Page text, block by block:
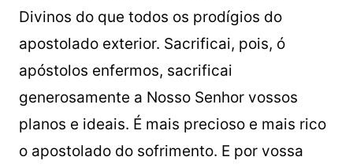
Divinos do que todos os prodígios do
apostolado exterior. Sacrificai, pois, ó
apóstolos enfermos, sacrificai
generosamente a Nosso Senhor vossos
planos e ideais. É mais precioso e mais rico
o apostolado do sofrimento. E por vossa